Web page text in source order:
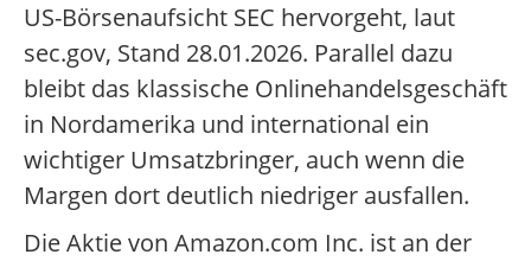
US-Börsenaufsicht SEC hervorgeht, laut
sec.gov, Stand 28.01.2026. Parallel dazu
bleibt das klassische Onlinehandelsgeschäft
in Nordamerika und international ein
wichtiger Umsatzbringer, auch wenn die
Margen dort deutlich niedriger ausfallen.
Die Aktie von Amazon.com Inc. ist an der